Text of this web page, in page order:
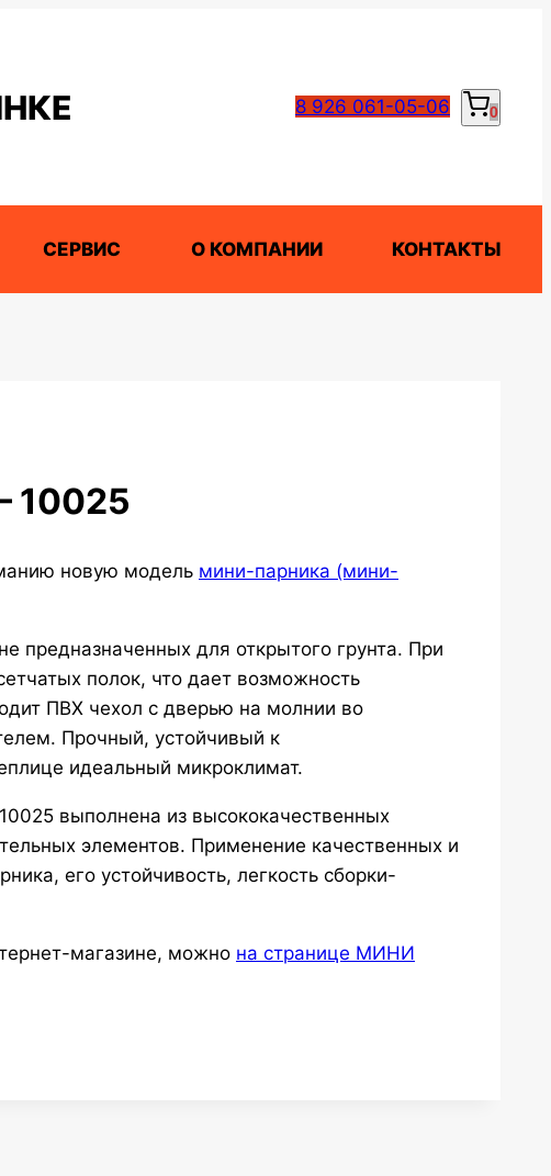
8 926 061-05-06 0
СЕРВИС О КОМПАНИИ КОНТАКТЫ
новую модель мини-парника (мини-
предназначенных для открытого грунта. При
полок, что дает возможность
ПВХ чехол с дверью на молнии во
Прочный, устойчивый к
идеальный микроклимат.
выполнена из высококачественных
элементов. Применение качественных и
его устойчивость, легкость сборки-
магазине, можно на странице МИНИ